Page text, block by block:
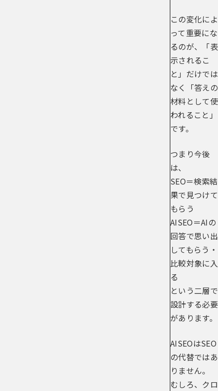
この変化によ
って重要にな
るのが、「表
示されるこ
と」だけでは
なく「答えの
材料として使
われること」
です。
つまり今後
は、
SEO＝検索結
果で見つけて
もらう
AISEO＝AIの
回答で思い出
してもらう・
比較対象に入
る
という二層で
設計する必要
があります。
AISEOはSEO
の代替ではあ
りません。
むしろ、クロ